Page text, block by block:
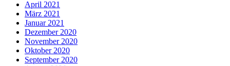
April 2021
März 2021
Januar 2021
Dezember 2020
November 2020
Oktober 2020
September 2020